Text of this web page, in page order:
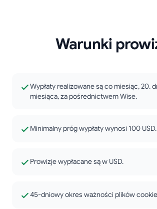
Warunki
Wypłaty realizowane są co miesiąc, 20.
miesiąca, za pośrednictwem Wise.
Minimalny próg wypłaty wynosi 100 USD.
Prowizje wypłacane są w USD.
45-dniowy okres ważności plików